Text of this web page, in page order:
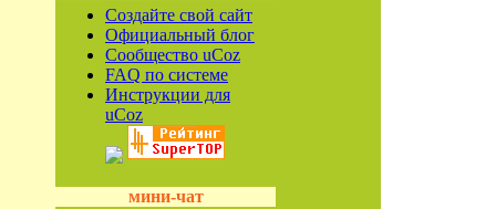
Создайте свой сайт
Официальный блог
Сообщество uCoz
FAQ по системе
Инструкции для
uCoz
мини-чат